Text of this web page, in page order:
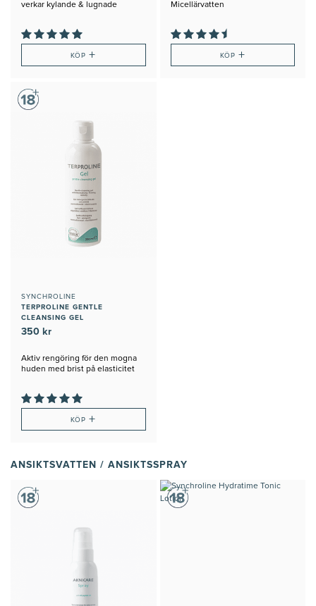
verkar kylande & lugnade
KÖP+
Micellärvatten
KÖP +
SYNCHROLINE
TERPROLINE GENTLE
CLEANSING GEL
350 kr
Aktiv rengöring för den mogna
huden med brist på elasticitet
KÖP+
ANSIKTSVATTEN / ANSIKTSSPRAY